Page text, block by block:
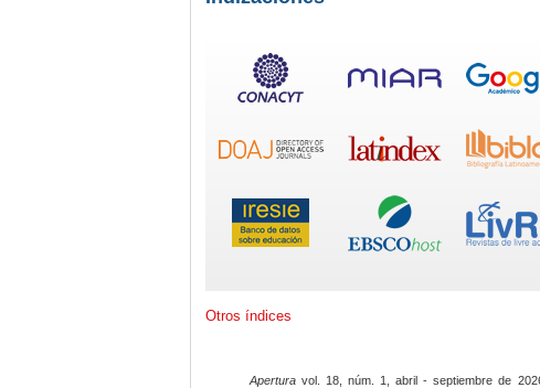
Otros índices
Apertura vol. 18, núm. 1, abril - septiembre de